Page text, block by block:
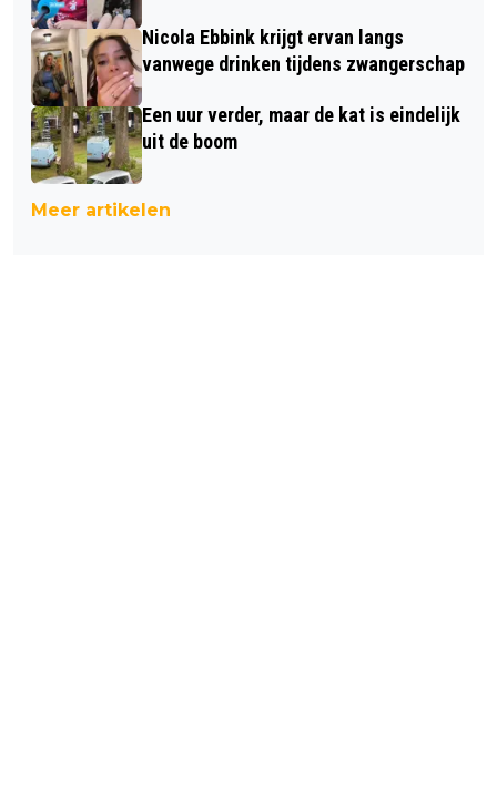
Nicola Ebbink krijgt ervan langs
vanwege drinken tijdens zwangerschap
Een uur verder, maar de kat is eindelijk
uit de boom
Meer artikelen